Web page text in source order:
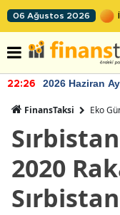
06 Ağustos 2026
22:26 2026 Haziran
FinansTaksi Eko
2020